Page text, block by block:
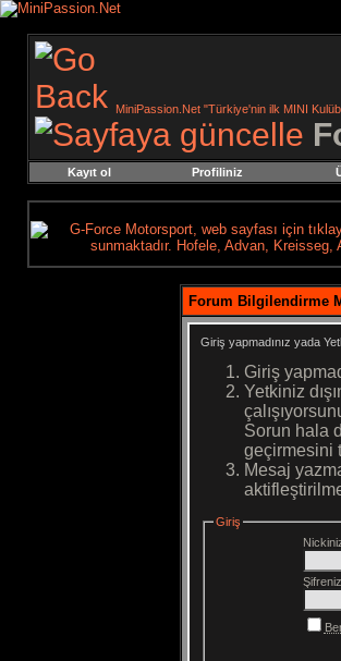
MiniPassion.Net "Türkiye'nin ilk MINI
Kayıt ol Profiliniz
Forum Bilgilendirme
Giriş yapmadınız yada
Giriş
Yetkiniz
Sorun hala
geçirmesini
Mesaj
Giriş